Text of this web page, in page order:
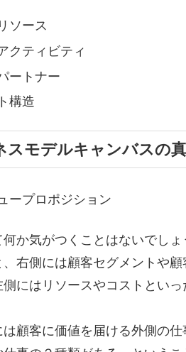
ソース
クティビティ
ートナー
構造
スモデルキャンバスの
ープロポジション
何か気がつくことはないでしょ
、右側には顧客セグメントや
側にはリソースやコストとい
は顧客に価値を届ける外側の